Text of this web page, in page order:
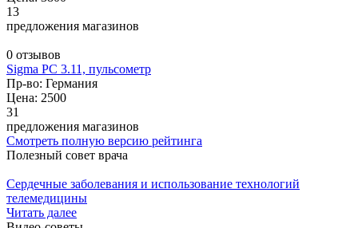
13
предложения магазинов
0 отзывов
Sigma PC 3.11, пульсометр
Пр-во: Германия
Цена: 2500
31
предложения магазинов
Смотреть полную версию рейтинга
Полезный совет врача
Сердечные заболевания и использование технологий
телемедицины
Читать далее